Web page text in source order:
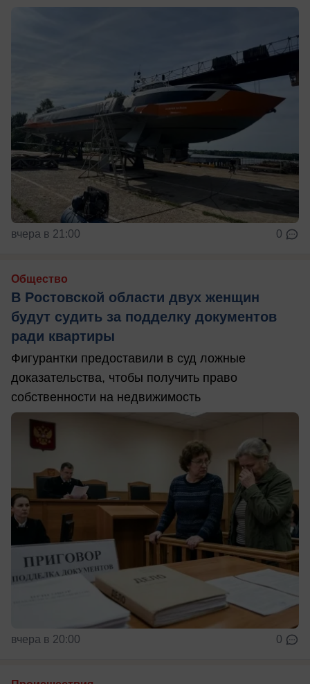
вчера в 21:00 0
Общество
В Ростовской области двух женщин
будут судить за подделку документов
ради квартиры
Фигурантки предоставили в суд ложные
доказательства, чтобы получить право
собственности на недвижимость
вчера в 20:00 0